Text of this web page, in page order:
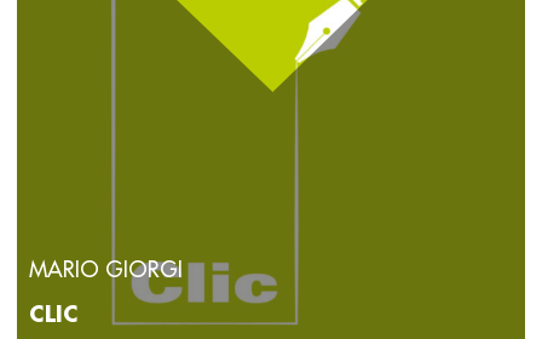
MARIO GIORGI
CLIC